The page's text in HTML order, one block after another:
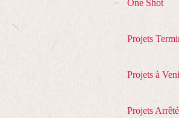
One Shot
Projets
Projets à
Projets